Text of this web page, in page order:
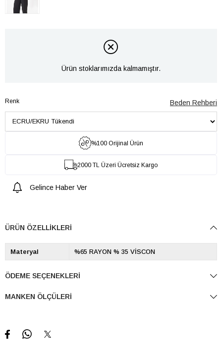
Ürün stoklarımızda kalmamıştır.
Renk Beden Rehberi
%100 Orijinal Ürün
2000 TL Üzeri Ücretsiz Kargo
Gelince Haber Ver
ÜRÜN ÖZELLIKLERI
Materyal %65 RAYON % 35 VİSCON
ÖDEME SEÇENEKLERI
MANKEN ÖLÇÜLERI